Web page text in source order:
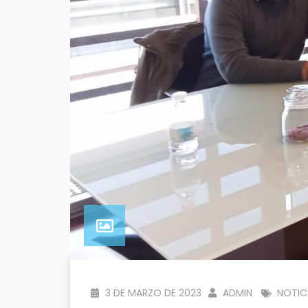
3 DE MARZO DE 2023 ADMIN